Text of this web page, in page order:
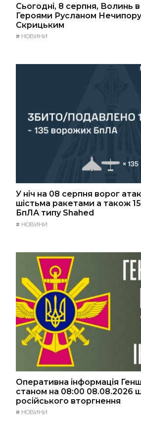
Сьогодні, 8 серпня, Волинь в
Героями Русланом
Скрицьким
# НОВИНИ
У ніч на 08 серпня ворог
шістьма ракетами а також
БпЛА типу Shahed
# НОВИНИ
Оперативна інформація
станом на 08:00 08.08.2026
російського вторгнення
# НОВИНИ